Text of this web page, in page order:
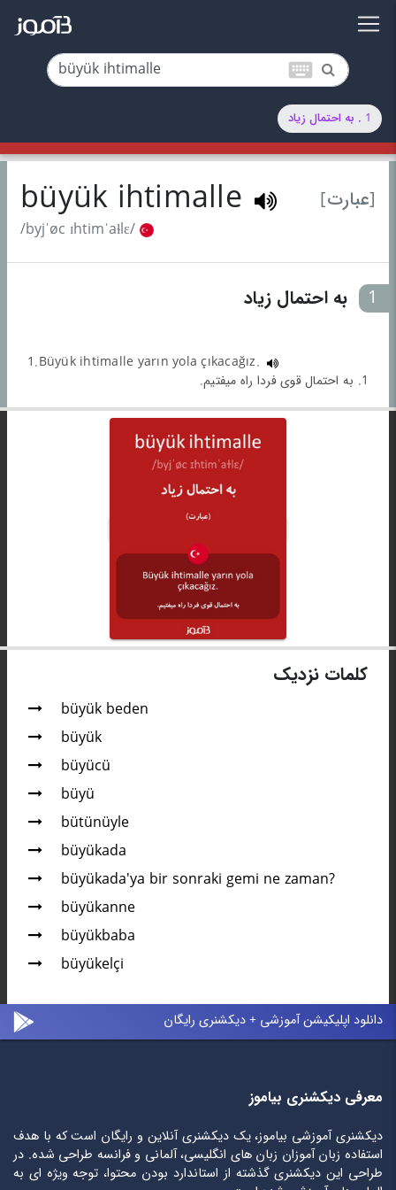
keyboard
1 . به احتمال زیاد
[عبارت] büyük ihtimalle
/byjˈøc ɪhtimˈaɫlɛ/
1 به احتمال زیاد
1.Büyük ihtimalle yarın yola çıkacağız.
1. به احتمال قوی فردا راه میفتیم.
کلمات نزدیک
büyük beden
büyük
büyücü
büyü
bütünüyle
büyükada
büyükada'ya bir sonraki gemi ne zaman?
büyükanne
büyükbaba
büyükelçi
دانلود اپلیکیشن آموزشی + دیکشنری رایگان
معرفی دیکشنری بیاموز
دیکشنری آموزشی بیاموز، یک دیکشنری آنلاین و رایگان است که با هدف
استفاده زبان آموزان زبان های انگلیسی، آلمانی و فرانسه طراحی شده. در
طراحی این دیکشنری گذشته از استاندارد بودن محتوا، توجه ویژه ای به